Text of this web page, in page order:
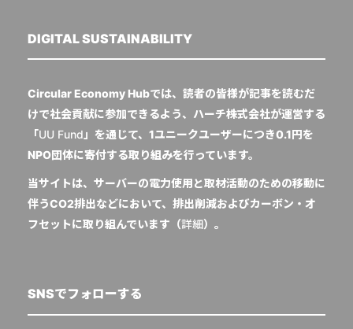
DIGITAL SUSTAINABILITY
Circular Economy Hubでは、読者の皆様が記事を読むだ
けで社会貢献に参加できるよう、ハーチ株式会社が運営する
「UU Fund 」を通じて、1ユニークユーザーにつき0.1円を
NPO団体に寄付する取り組みを行っています。
当サイトは、サーバーの電力使用と取材活動のための移動に
伴うCO2排出などにおいて、排出削減およびカーボン・オ
フセットに取り組んでいます（詳細）。
SNSでフォローする